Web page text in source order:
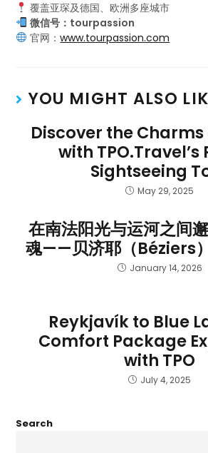
覆盖亚琛及德国、欧洲多座城市
微信号：tourpassion
官网：www.tourpassion.com
YOU MIGHT ALSO
Discover the
with TPO.Travel’s
Sightseeing
May 29, 2025
在南法阳光与运河之间
魂——贝济耶（Béziers
January 14, 2026
Reykjavík to Blue
Comfort Package
with TPO
July 4, 2025
Search